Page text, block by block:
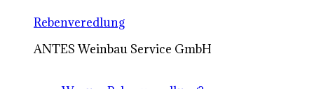
Rebenveredlung
ANTES Weinbau Service GmbH